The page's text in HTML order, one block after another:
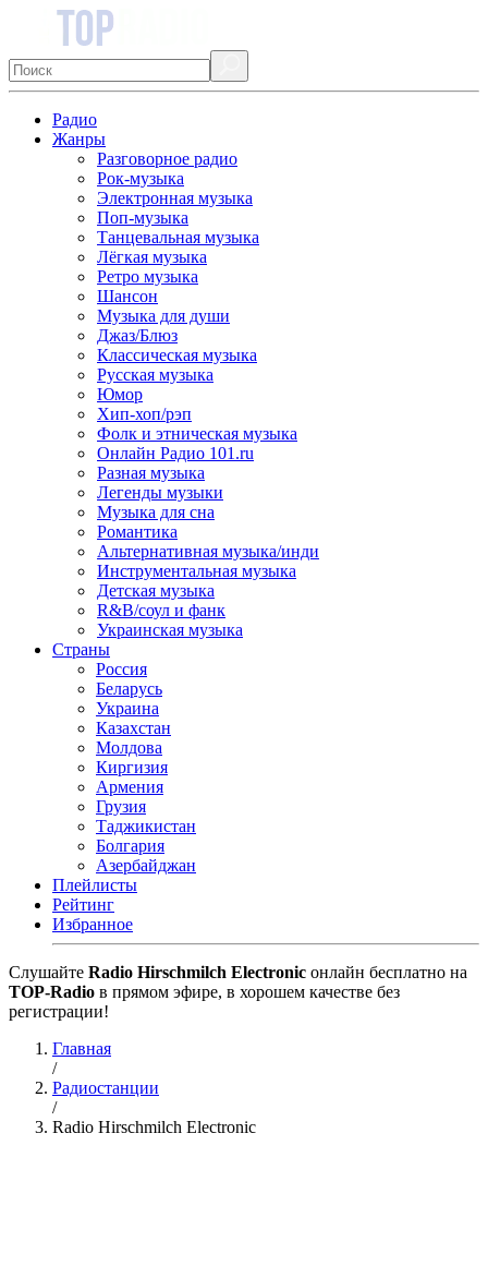
Радио
Жанры
Разговорное радио
Рок-музыка
Электронная музыка
Поп-музыка
Танцевальная музыка
Лёгкая музыка
Ретро музыка
Шансон
Музыка для души
Джаз/Блюз
Классическая музыка
Русская музыка
Юмор
Хип-хоп/рэп
Фолк и этническая музыка
Онлайн Радио 101.ru
Разная музыка
Легенды музыки
Музыка для сна
Романтика
Альтернативная музыка/инди
Инструментальная музыка
Детская музыка
R&B/cоул и фанк
Украинская музыка
Страны
Россия
Беларусь
Украина
Казахстан
Молдова
Киргизия
Армения
Грузия
Таджикистан
Болгария
Азербайджан
Плейлисты
Рейтинг
Избранное
Cлушайте Radio Hirschmilch Electronic онлайн бесплатно на
TOP-Radio в прямом эфире, в хорошем качестве без
регистрации!
Главная
/
Радиостанции
/
Radio Hirschmilch Electronic